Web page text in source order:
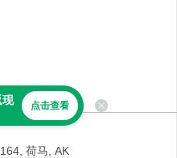
荷马, AK
现 点击查看